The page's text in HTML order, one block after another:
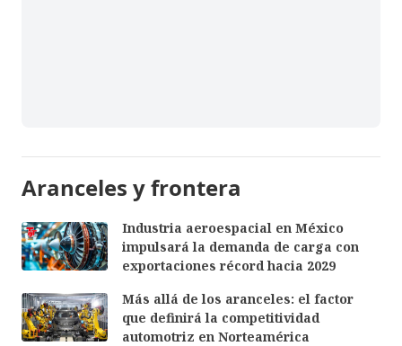
Aranceles y frontera
Industria aeroespacial en México
impulsará la demanda de carga con
exportaciones récord hacia 2029
Más allá de los aranceles: el factor
que definirá la competitividad
automotriz en Norteamérica